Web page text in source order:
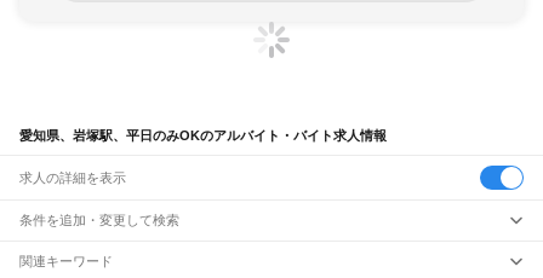
愛知県、岩塚駅、平日のみOKのアルバイト・バイト求人情報
求人の詳細を表示
条件を追加・変更して検索
市区町村を追加・変更
関連キーワード